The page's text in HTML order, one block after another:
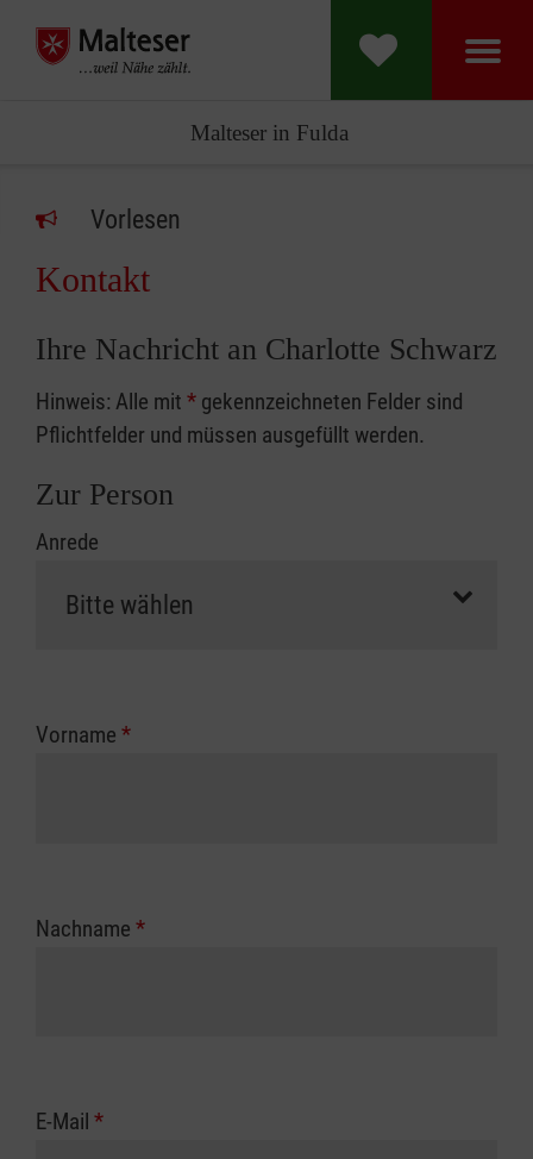
Malteser in Fulda
Vorlesen
Kontakt
Ihre Nachricht an Charlotte Schwarz
Hinweis: Alle mit * gekennzeichneten Felder sind
Pflichtfelder und müssen ausgefüllt werden.
Zur Person
Anrede
Vorname *
Nachname *
E-Mail *